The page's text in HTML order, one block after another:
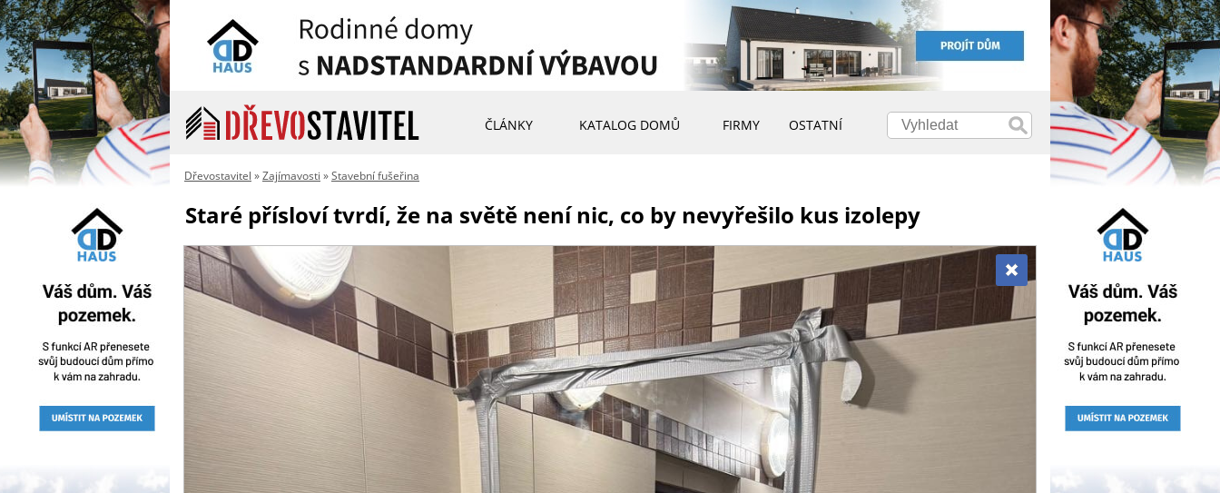
ČLÁNKY KATALOG DOMŮ FIRMY OSTATNÍ
Dřevostavitel »Zajímavosti »Stavební fušeřina
Staré přísloví tvrdí, že na světě není nic, co by nevyřešilo kus izolepy